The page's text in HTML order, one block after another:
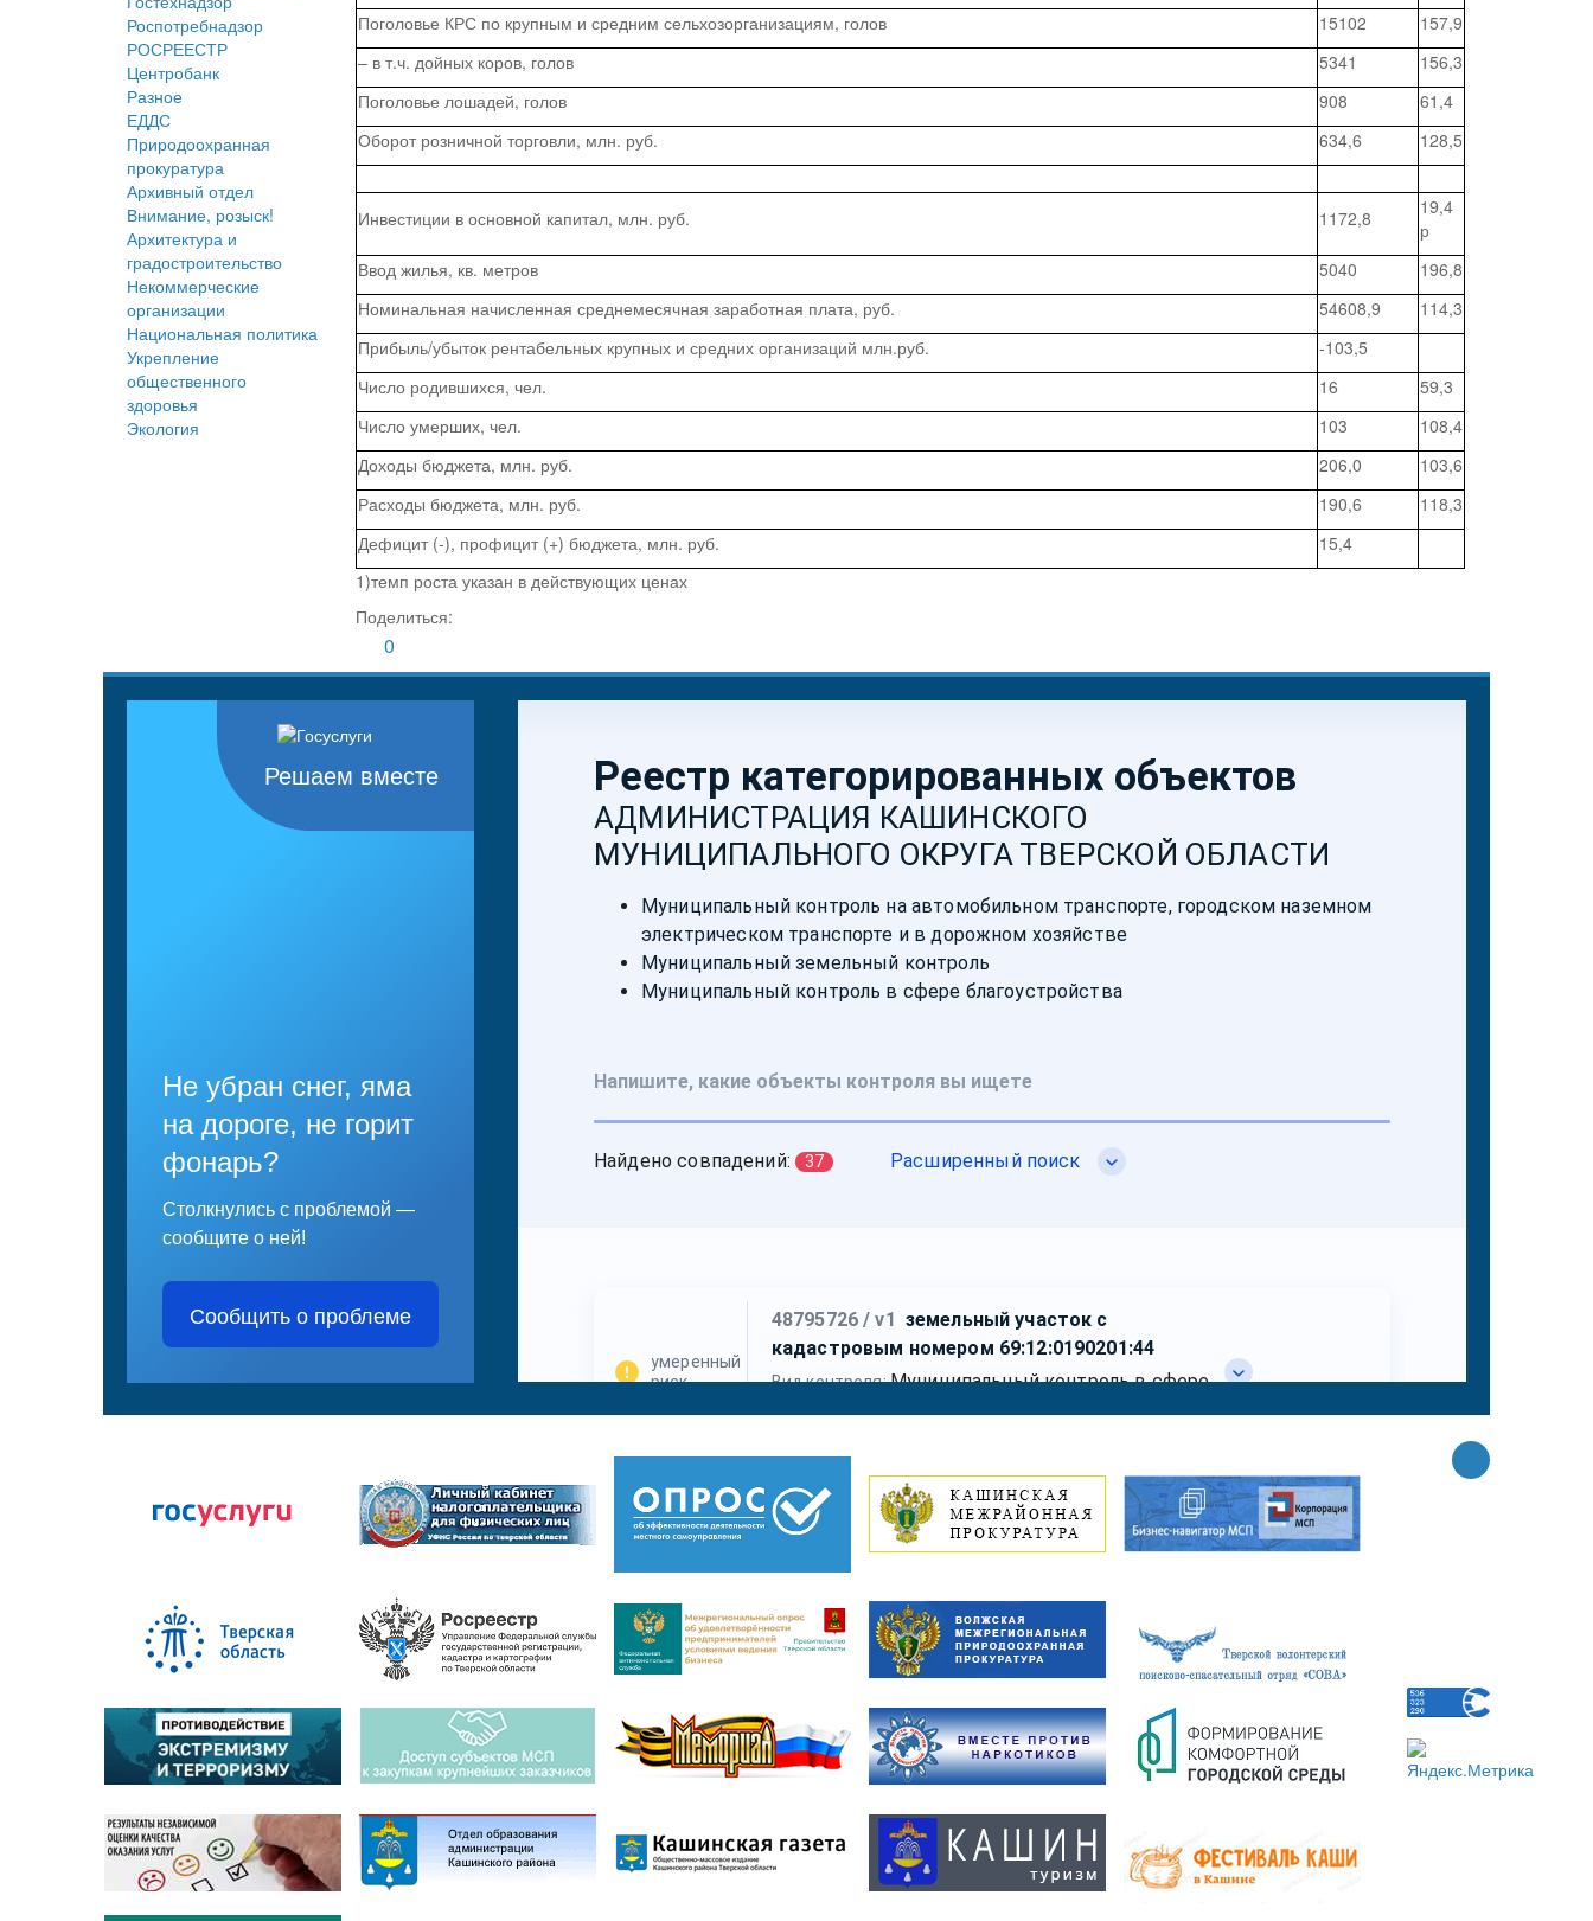
Роспотребнадзор
РОСРЕЕСТР
Центробанк
Разное
ЕДДС
Природоохранная
прокуратура
Архивный отдел
Внимание, розыск!
Архитектура и
градостроительство
Некоммерческие
организации
Национальная политика
Укрепление
общественного
здоровья
Экология
Поголовье КРС по крупным и средним сельхозорганизациям, голов 15102
157,9
– в т.ч. дойных коров, голов
5341
156,3
Поголовье лошадей, голов
908
61,4
Оборот розничной торговли, млн. руб.
634,6 128,5
Инвестиции в основной капитал, млн. руб. 1172,8
19,4
р
Ввод жилья, кв. метров
5040
196,8
Номинальная начисленная среднемесячная заработная плата, руб.
54608,9
114,3
Прибыль/убыток рентабельных крупных и средних организаций млн.руб.
-103,5
Число родившихся, чел.
16
59,3
Число умерших, чел.
103
108,4
Доходы бюджета, млн. руб.
206,0
103,6
Расходы бюджета, млн. руб.
190,6
118,3
Дефицит (-), профицит (+) бюджета, млн. руб.
15,4
1)темп роста указан в действующих ценах
Поделиться:
0
Решаем вместе
Не убран снег, яма
на дороге, не горит
фонарь?
Столкнулись с проблемой —
сообщите о ней!
Сообщить о проблеме